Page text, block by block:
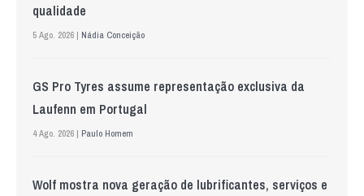
qualidade
5 Ago. 2026 | Nádia Conceição
GS Pro Tyres assume representação exclusiva da
Laufenn em Portugal
4 Ago. 2026 | Paulo Homem
Wolf mostra nova geração de lubrificantes, serviços e